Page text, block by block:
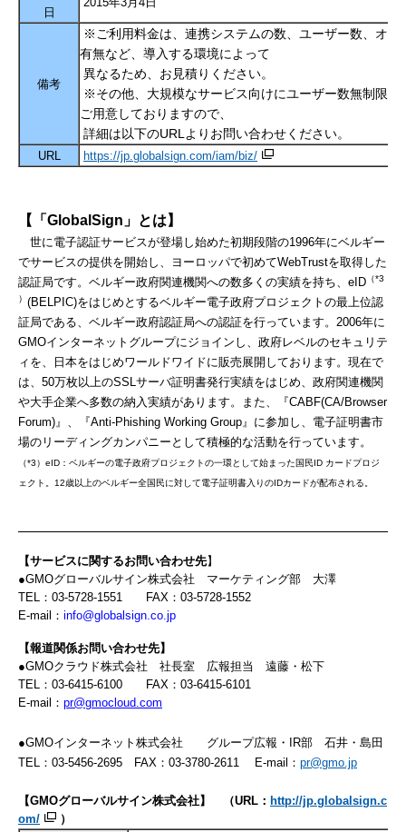
日
備考
※ご利用料金は、連携システムの数、ユーザー数、オプ
有無など、導入する環境によって
異なるため、お見積りください。
※その他、大規模なサービス向けにユーザー数無制限の
ご用意しておりますので、
詳細は以下のURLよりお問い合わせください。
URL https://jp.globalsign.com/iam/biz/
【「 GlobalSign 」とは 】
世に電子認証サービスが登場し始めた初期段階の1996年にベルギー
でサービスの提供を開始し、ヨーロッパで初めてWebTrustを取得した
認証局です。ベルギー政府関連機関への数多くの実績を持ち、eID （*3
） (BELPIC)をはじめとするベルギー電子政府プロジェクトの最上位認
証局である、ベルギー政府認証局への認証を行っています。2006年に
GMOインターネットグループにジョインし、政府レベルのセキュリテ
ィを、日本をはじめワールドワイドに販売展開しております。現在で
は、50万枚以上のSSLサーバ証明書発行実績をはじめ、政府関連機関
や大手企業へ多数の納入実績があります。また、『CABF(CA/Browser
Forum)』、『Anti-Phishing Working Group』に参加し、電子証明書市
場のリーディングカンパニーとして積極的な活動を行っています。
（*3）eID：ベルギーの電子政府プロジェクトの一環として始まった国民ID カードプロジ
ェクト。12歳以上のベルギー全国民に対して電子証明書入りのIDカードが配布される。
【サービスに関するお問い合わせ先】
●GMOグローバルサイン株式会社 マーケティング部 大澤
TEL：03-5728-1551 FAX：03-5728-1552
E-mail： info@globalsign.co.jp
【報道関係お問い合わせ先】
●GMOクラウド株式会社 社長室 広報担当 遠藤・松下
TEL：03-6415-6100 FAX：03-6415-6101
E-mail： pr@gmocloud.com
●GMOインターネット株式会社 グループ広報・IR部 石井・島田
TEL：03-5456-2695 FAX：03-3780-2611 E-mail： pr@gmo.jp
【GMOグローバルサイン株式会社】 （URL ： http://jp.globalsign.c
om/
）